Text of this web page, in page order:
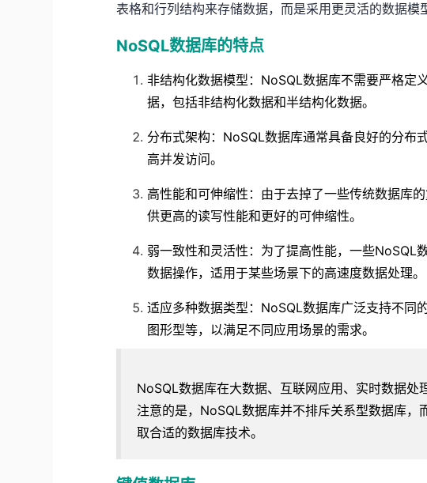
表格和行列结构来存储数据，而是采用更灵活的数据模
NoSQL数据库的特点
非结构化数据模型：NoSQL数据库不需要严格定
据，包括非结构化数据和半结构化数据。
分布式架构：NoSQL数据库通常具备良好的分布
高并发访问。
高性能和可伸缩性：由于去掉了一些传统数据库
供更高的读写性能和更好的可伸缩性。
弱一致性和灵活性：为了提高性能，一些NoSQL
数据操作，适用于某些场景下的高速度数据处理。
适应多种数据类型：NoSQL数据库广泛支持不同
图形型等，以满足不同应用场景的需求。
NoSQL数据库在大数据、互联网应用、实时数据
注意的是，NoSQL数据库并不排斥关系型数据库
取合适的数据库技术。